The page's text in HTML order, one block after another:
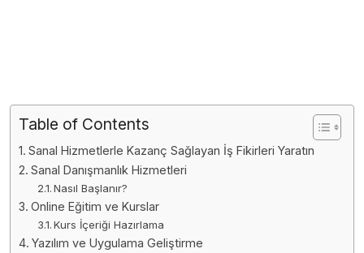
Table of Contents
Sanal Hizmetlerle Kazanç Sağlayan İş Fikirleri Yaratın
Sanal Danışmanlık Hizmetleri
Nasıl Başlanır?
Online Eğitim ve Kurslar
Kurs İçeriği Hazırlama
Yazılım ve Uygulama Geliştirme